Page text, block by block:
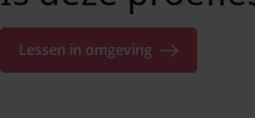
Lessen in omgeving